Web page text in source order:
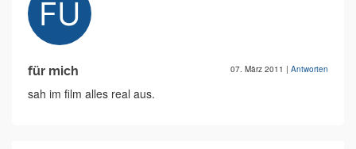
für mich 07. März 2011 | Antworten
sah im film alles real aus.